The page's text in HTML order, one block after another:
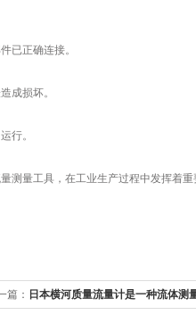
已正确连接。
成损坏。
行。
量工具，在工业生产过程中发挥着重
篇： 日本横河质量流量计是一种流体测